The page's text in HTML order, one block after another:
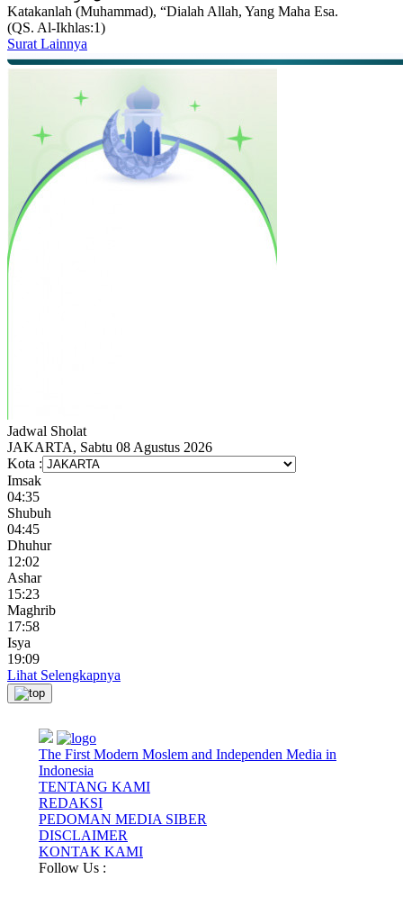
Katakanlah (Muhammad), “Dialah Allah, Yang Maha Esa.
(QS. Al-Ikhlas:1)
Surat Lainnya
Jadwal Sholat
JAKARTA, Sabtu 08 Agustus 2026
Kota :
Imsak
04:35
Shubuh
04:45
Dhuhur
12:02
Ashar
15:23
Maghrib
17:58
Isya
19:09
Lihat Selengkapnya
The First Modern Moslem and Independen Media in
Indonesia
TENTANG KAMI
REDAKSI
PEDOMAN MEDIA SIBER
DISCLAIMER
KONTAK KAMI
Follow Us :